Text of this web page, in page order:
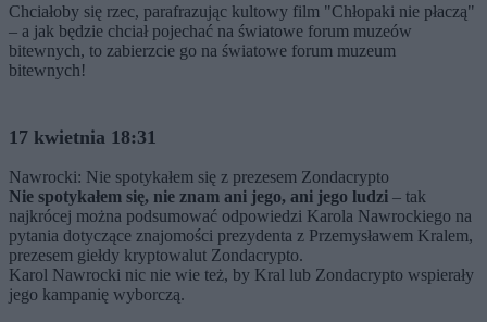
Chciałoby się rzec, parafrazując kultowy film "Chłopaki nie płaczą"
– a jak będzie chciał pojechać na światowe forum muzeów
bitewnych, to zabierzcie go na światowe forum muzeum
bitewnych!
17 kwietnia 18:31
Nawrocki: Nie spotykałem się z prezesem Zondacrypto
Nie spotykałem się, nie znam ani jego, ani jego ludzi – tak
najkrócej można podsumować odpowiedzi Karola Nawrockiego na
pytania dotyczące znajomości prezydenta z Przemysławem Kralem,
prezesem giełdy kryptowalut Zondacrypto.
Karol Nawrocki nic nie wie też, by Kral lub Zondacrypto wspierały
jego kampanię wyborczą.